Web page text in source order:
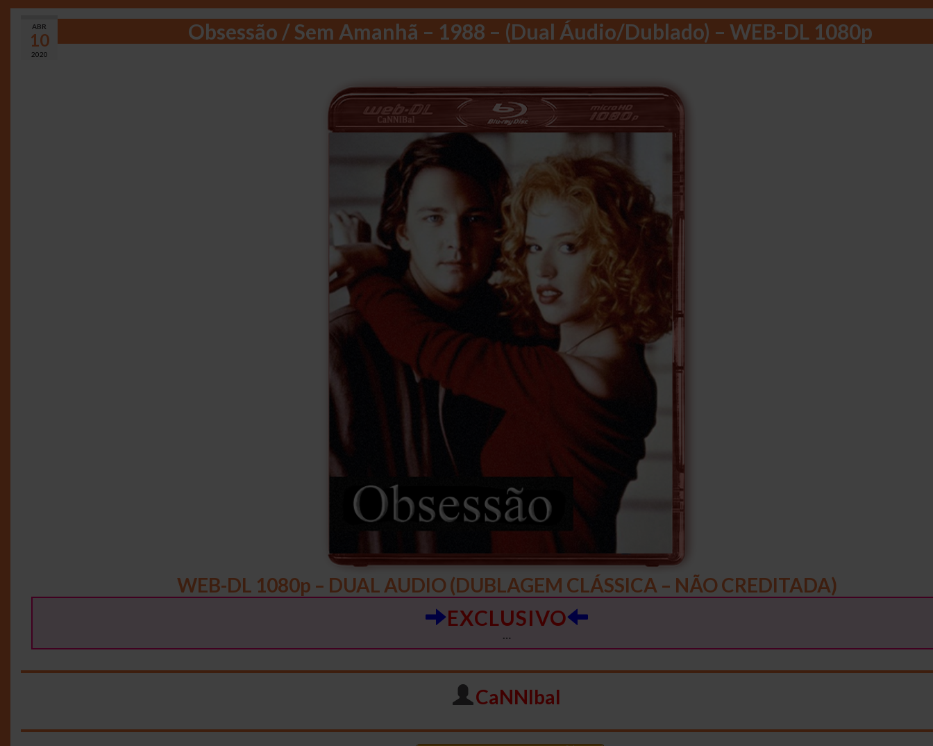
ABR
10
2020
Obsessão / Sem Amanhã – 1988 – (Dual Áudio/Dublado) – WEB-DL 1080p
WEB-DL 1080p – DUAL AUDIO (DUBLAGEM CLÁSSICA – NÃO CREDITADA)
EXCLUSIVO
CaNNIbal